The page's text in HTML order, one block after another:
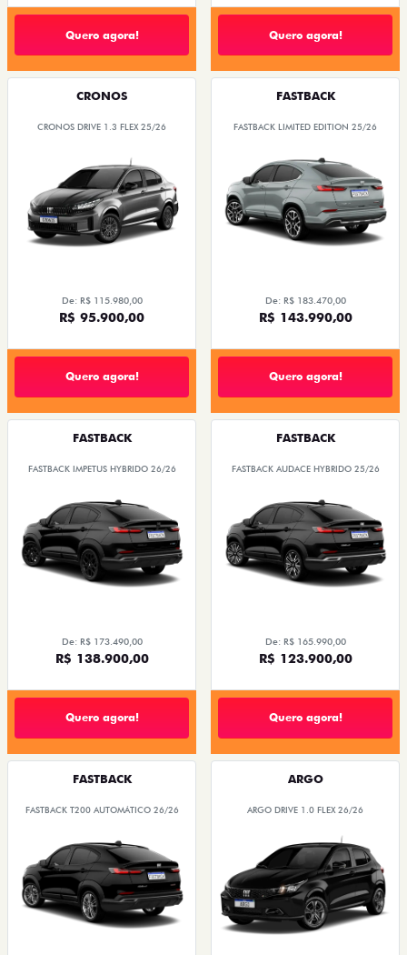
Quero agora! Quero agora!
CRONOS
CRONOS DRIVE 1.3 FLEX 25/26
De: R$ 115.980,00
R$ 95.900,00
Quero agora!
FASTBACK
FASTBACK LIMITED EDITION 25/26
De: R$ 183.470,00
R$ 143.990,00
Quero agora!
FASTBACK
FASTBACK IMPETUS HYBRIDO 26/26
De: R$ 173.490,00
R$ 138.900,00
Quero agora!
FASTBACK
FASTBACK AUDACE HYBRIDO 25/26
De: R$ 165.990,00
R$ 123.900,00
Quero agora!
FASTBACK
FASTBACK T200 AUTOMÁTICO 26/26
ARGO
ARGO DRIVE 1.0 FLEX 26/26